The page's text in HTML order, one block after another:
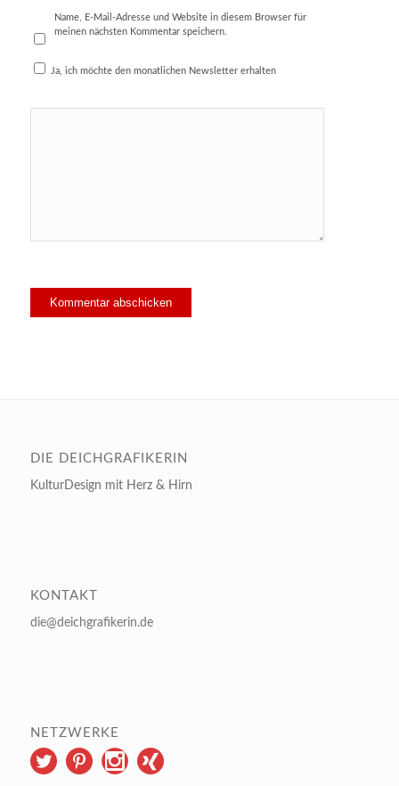
Name, E-Mail-Adresse und Website in diesem Browser für
meinen nächsten Kommentar speichern.
Ja, ich möchte den monatlichen Newsletter erhalten
DIE DEICHGRAFIKERIN
KulturDesign mit Herz & Hirn
KONTAKT
die@deichgrafikerin.de
NETZWERKE